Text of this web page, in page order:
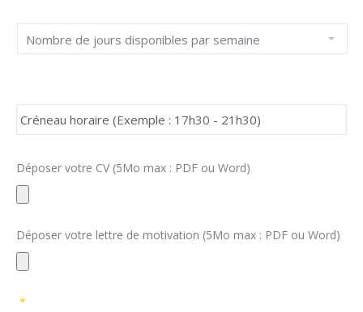
Déposer votre CV (5Mo max : PDF ou Word)
de
fichiers
Déposer votre lettre de motivation (5Mo max : PDF ou Word)
*